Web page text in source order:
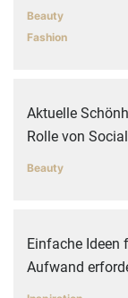
Beauty
Fashion
Aktuelle
Rolle von
Beauty
Einfache Ideen
Aufwand